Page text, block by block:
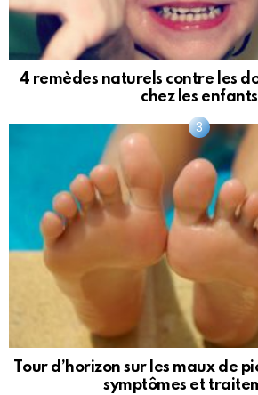
4 remèdes naturels contre les
chez les enfants
Tour d’horizon sur les maux de
symptômes et